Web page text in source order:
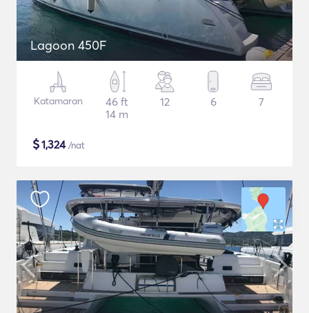
Lagoon 450F
Katamaran
46 ft
14 m
12 6 7
$1,324/nat